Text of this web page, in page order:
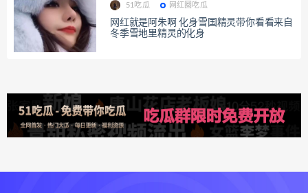
51吃瓜 网红圈吃瓜
网红就是阿朱啊 化身雪国精灵带你看看来自
冬季雪地里精灵的化身